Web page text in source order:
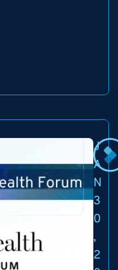
J
A
N
3
0
,
2